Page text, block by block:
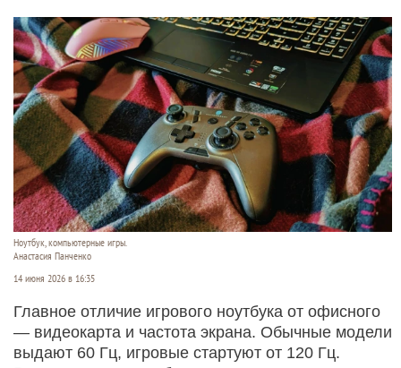
Ноутбук, компьютерные игры.
Анастасия Панченко
14 июня 2026 в 16:35
Главное отличие игрового ноутбука от офисного
— видеокарта и частота экрана. Обычные модели
выдают 60 Гц, игровые стартуют от 120 Гц.